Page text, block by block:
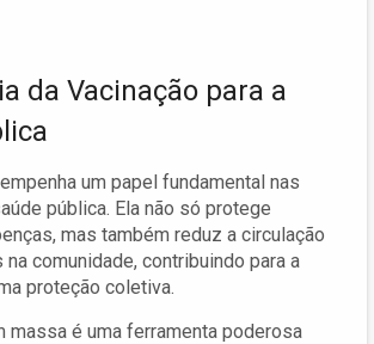
da Vacinação para a
um papel fundamental nas
pública. Ela não só protege
mas também reduz a circulação
comunidade, contribuindo para a
proteção coletiva.
massa é uma ferramenta poderosa